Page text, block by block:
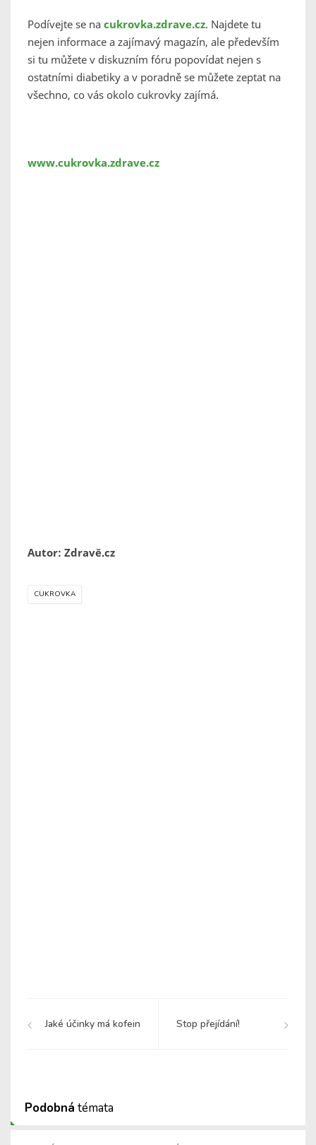
Podívejte se na cukrovka.zdrave.cz. Najdete tu
nejen informace a zajímavý magazín, ale především
si tu můžete v diskuzním fóru popovídat nejen s
ostatními diabetiky a v poradně se můžete zeptat na
všechno, co vás okolo cukrovky zajímá.
www.cukrovka.zdrave.cz
Autor: Zdravě.cz
CUKROVKA
Jaké účinky má kofein Stop přejídání!
Podobná témata